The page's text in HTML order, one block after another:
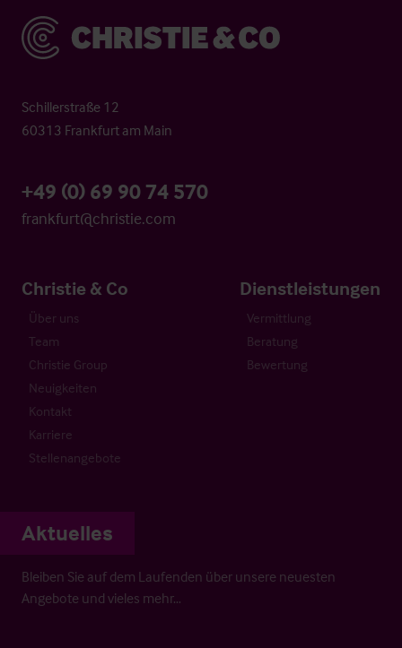
Christie & Co
Schillerstraße 12
60313 Frankfurt am Main
+49 (0) 69 90 74 570
frankfurt@christie.com
Christie & Co
Über uns
Team
Christie Group
Neuigkeiten
Kontakt
Karriere
Stellenangebote
Dienstleistungen
Vermittlung
Beratung
Bewertung
Aktuelles
Bleiben Sie auf dem Laufenden über unsere neuesten
Angebote und vieles mehr…